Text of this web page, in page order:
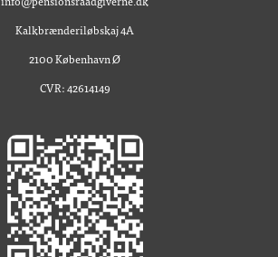
Kalkbrænderiløbskaj 4A
2100 København Ø
CVR: 42614149